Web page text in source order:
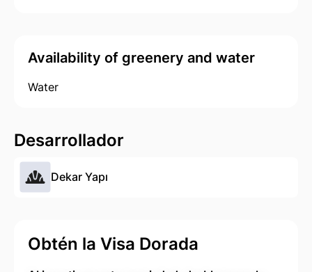
Availability of greenery and water
Water
Desarrollador
Dekar Yapı
Obtén la Visa Dorada